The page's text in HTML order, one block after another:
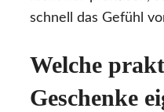
schnell das Gefühl
Welche
Geschenke